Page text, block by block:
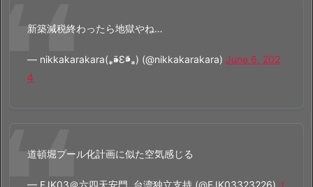
新築減税終わったら地獄やね…
— nikkakarakara(⁎⁍̴̆Ɛ⁍̴̆⁎) (@nikkakarakara) June 6, 202
4
道頓堀プール化計画に似た空気感じる
— FJK03＠六四天安門, 台湾独立支持 (@FJK03323226) J